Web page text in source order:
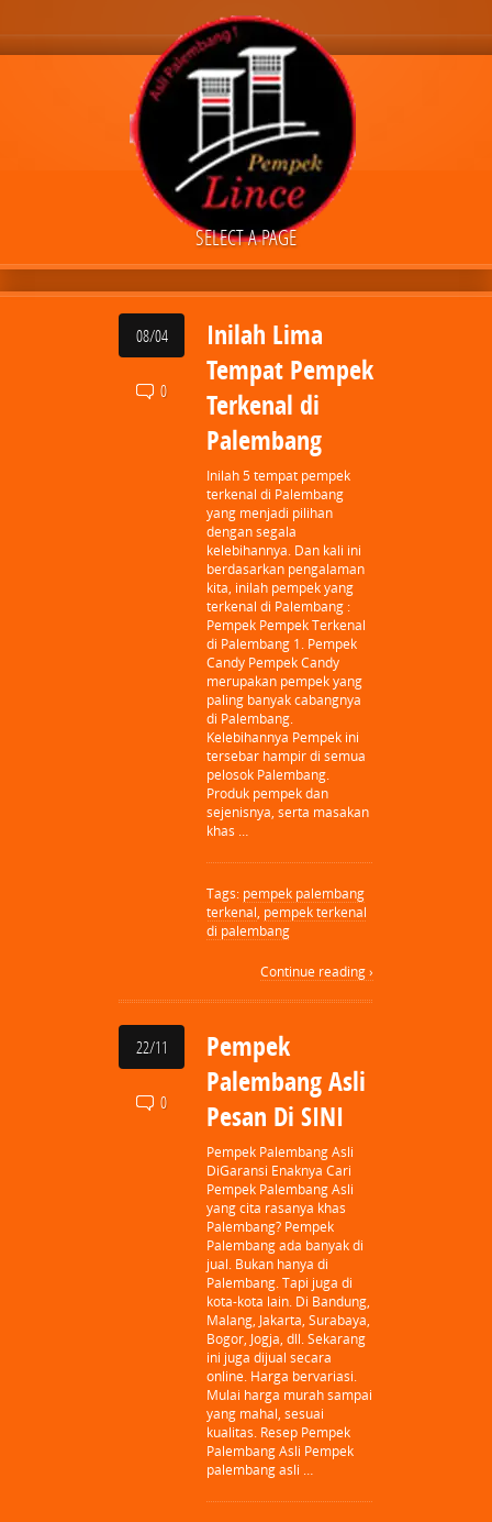
SELECT A PAGE
08/04
0
Inilah Lima
Tempat Pempek
Terkenal di
Palembang
Inilah 5 tempat pempek
terkenal di Palembang
yang menjadi pilihan
dengan segala
kelebihannya. Dan kali ini
berdasarkan pengalaman
kita, inilah pempek yang
terkenal di Palembang :
Pempek Pempek Terkenal
di Palembang 1. Pempek
Candy Pempek Candy
merupakan pempek yang
paling banyak cabangnya
di Palembang.
Kelebihannya Pempek ini
tersebar hampir di semua
pelosok Palembang.
Produk pempek dan
sejenisnya, serta masakan
khas …
Tags: pempek palembang
terkenal, pempek terkenal
di palembang
Continue reading ›
22/11
0
Pempek
Palembang Asli
Pesan Di SINI
Pempek Palembang Asli
DiGaransi Enaknya Cari
Pempek Palembang Asli
yang cita rasanya khas
Palembang? Pempek
Palembang ada banyak di
jual. Bukan hanya di
Palembang. Tapi juga di
kota-kota lain. Di Bandung,
Malang, Jakarta, Surabaya,
Bogor, Jogja, dll. Sekarang
ini juga dijual secara
online. Harga bervariasi.
Mulai harga murah sampai
yang mahal, sesuai
kualitas. Resep Pempek
Palembang Asli Pempek
palembang asli …